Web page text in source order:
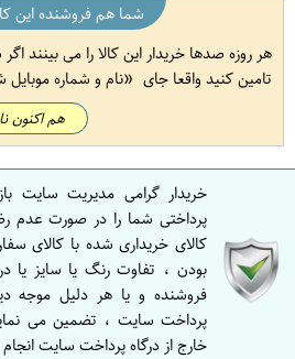
شما هم فروشنده این
هر روزه صدها خریدار این کالا را می بینند
تامین کنید واقعا جای
نام و شماره موبایل
هم اکنون
خریدار گرامی مدیریت سایت
پرداختی شما را در صورت عدم
کالای خریداری شده با کالای
بودن ، تفاوت رنگ یا سایز یا
فروشنده و یا هر دلیل موجه
پرداخت سایت ، تضمین می
خارج از درگاه پرداخت سایت